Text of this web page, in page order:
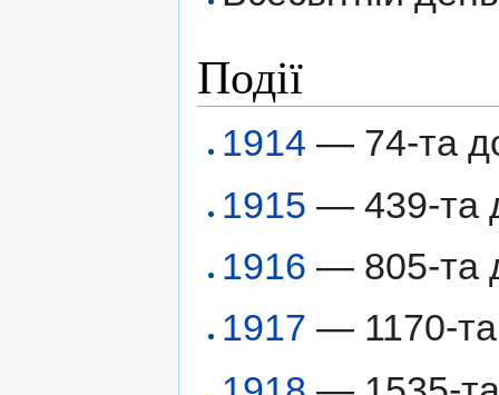
Події
1914 — 74-та
1915 — 439-та
1916 — 805-та
1917 — 1170-та